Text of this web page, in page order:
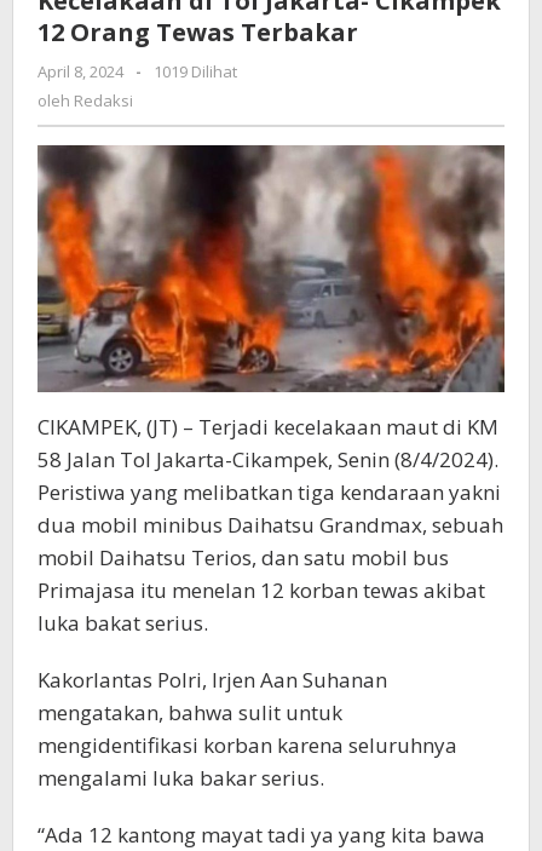
Jakarta-
Cikampek
12 Orang Tewas Terbakar
April 8, 2024
oleh
-
1019 Dilihat
oleh Redaksi
CIKAMPEK, (JT) – Terjadi kecelakaan maut di KM
58 Jalan Tol Jakarta-Cikampek, Senin (8/4/2024).
Peristiwa yang melibatkan tiga kendaraan yakni
dua mobil minibus Daihatsu Grandmax, sebuah
mobil Daihatsu Terios, dan satu mobil bus
Primajasa itu menelan 12 korban tewas akibat
luka bakat serius.
Kakorlantas Polri, Irjen Aan Suhanan
mengatakan, bahwa sulit untuk
mengidentifikasi korban karena seluruhnya
mengalami luka bakar serius.
“Ada 12 kantong mayat tadi ya yang kita bawa